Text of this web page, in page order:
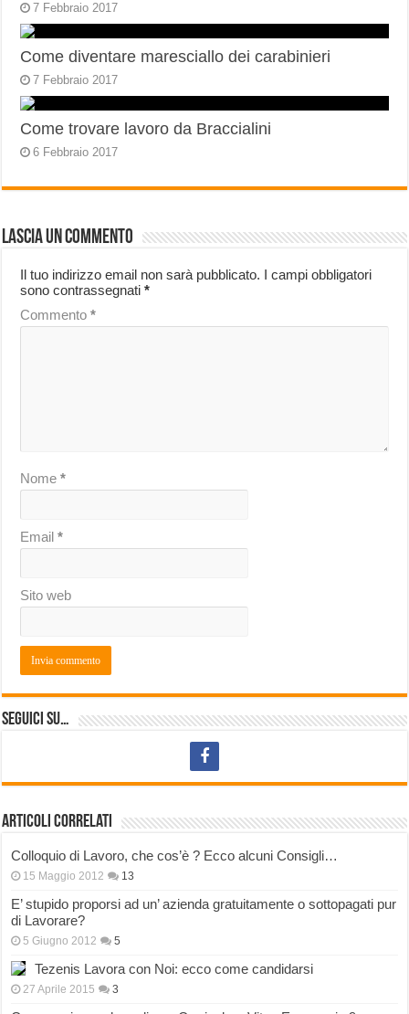
7 Febbraio 2017
Come diventare maresciallo dei carabinieri
7 Febbraio 2017
Come trovare lavoro da Braccialini
6 Febbraio 2017
Lascia un commento
Il tuo indirizzo email non sarà pubblicato. I campi obbligatori
sono contrassegnati*
Commento*
Nome*
Email*
Sito web
Seguici su…
Articoli correlati
Colloquio di Lavoro, che cos’è ? Ecco alcuni Consigli…
15 Maggio 2012 13
E’ stupido proporsi ad un’ azienda gratuitamente o sottopagati pur
di Lavorare?
5 Giugno 2012 5
Tezenis Lavora con Noi: ecco come candidarsi
27 Aprile 2015 3